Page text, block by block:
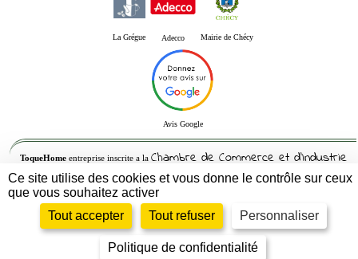
La Grégue Adecco Mairie de Chécy
Avis Google
ToqueHomeentreprise inscrite a la Chambre de Commerce et d'Industrie
du Loiret
Siren : 832564082 -- Siret : 83256408200010 - APE : 5621Z- RCS : 832564082
Propulsé par GuppY © 2005-2026 Sous Licence Libre CeCILL
Ce site utilise des cookies et vous donne le contrôle sur ceux
que vous souhaitez activer
Tout accepter
Tout refuser Personnaliser
Politique de confidentialité